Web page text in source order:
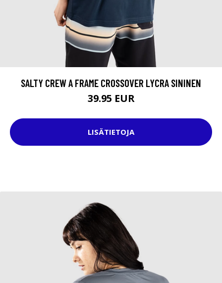
SALTY CREW A FRAME CROSSOVER LYCRA SININEN
39.95 EUR
LISÄTIETOJA